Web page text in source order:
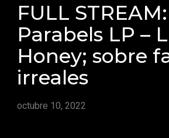
FULL STREAM:
Parabels LP –
Honey; sobre
irreales
octubre 10, 2022